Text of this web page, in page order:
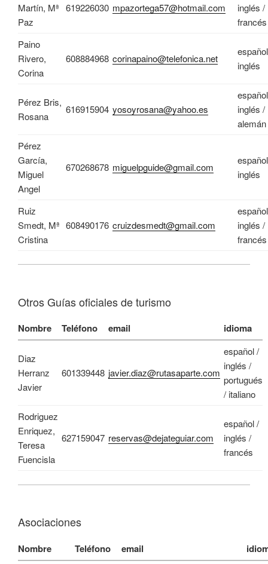
Martín, Mª
Paz
619226030 mpazortega57@hotmail.com
inglés /
francés
Paino
Rivero,
Corina
608884968 corinapaino@telefonica.net
inglés
Pérez Bris,
Rosana
616915904 yosoyrosana@yahoo.es
inglés /
alemán
Pérez
García,
Miguel
Angel
670268678 miguelpguide@gmail.com
inglés
Ruiz
Smedt, Mª
Cristina
608490176 cruizdesmedt@gmail.com
inglés /
francés
Otros Guías oficiales de turismo
Nombre Teléfono email idioma
Diaz
Herranz
Javier
601339448 javier.diaz@rutasaparte.com
español /
inglés /
portugués
/ italiano
Rodriguez
Enriquez,
Teresa
Fuencisla
627159047 reservas@dejateguiar.com
español /
inglés /
francés
Asociaciones
Nombre Teléfono email